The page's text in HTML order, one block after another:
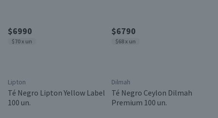
$6990
$70 x un
Lipton
Té Negro Lipton Yellow Label
100 un.
$6790
$68 x un
Dilmah
Té Negro Ceylon Dilmah
Premium 100 un.